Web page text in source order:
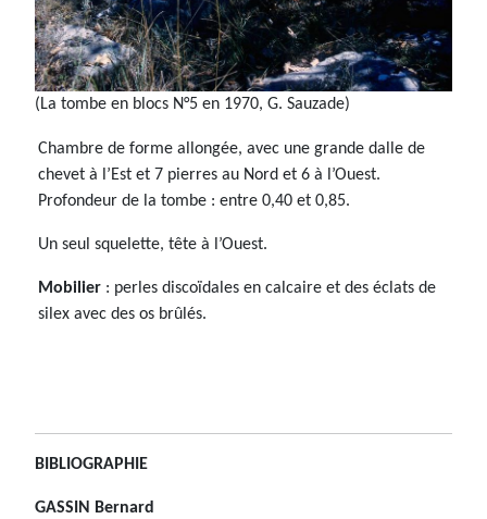
(La tombe en blocs N°5 en 1970, G. Sauzade)
Chambre de forme allongée, avec une grande dalle de
chevet à l’Est et 7 pierres au Nord et 6 à l’Ouest.
Profondeur de la tombe : entre 0,40 et 0,85.
Un seul squelette, tête à l’Ouest.
Mobilier : perles discoïdales en calcaire et des éclats de
silex avec des os brûlés.
BIBLIOGRAPHIE
GASSIN Bernard